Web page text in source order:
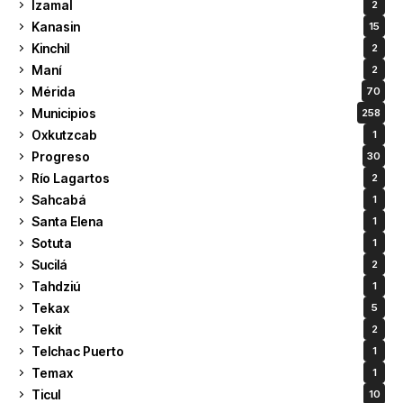
Izamal 2
Kanasin 15
Kinchil 2
Maní 2
Mérida 70
Municipios 258
Oxkutzcab 1
Progreso 30
Río Lagartos 2
Sahcabá 1
Santa Elena 1
Sotuta 1
Sucilá 2
Tahdziú 1
Tekax 5
Tekit 2
Telchac Puerto 1
Temax 1
Ticul 10